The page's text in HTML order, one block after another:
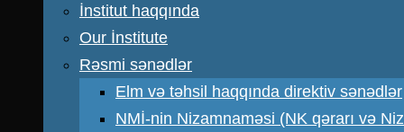
İnstitut haqqında
Our İnstitute
Rəsmi sənədlər
Elm və təhsil haqqında direktiv sənədlər
NMİ-nin Nizamnaməsi (NK qərarı və